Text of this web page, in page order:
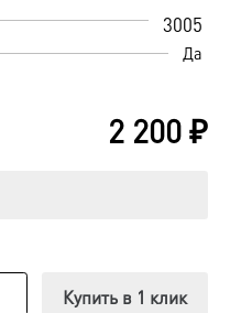
3005
Да
2 200₽
Купить в 1 клик